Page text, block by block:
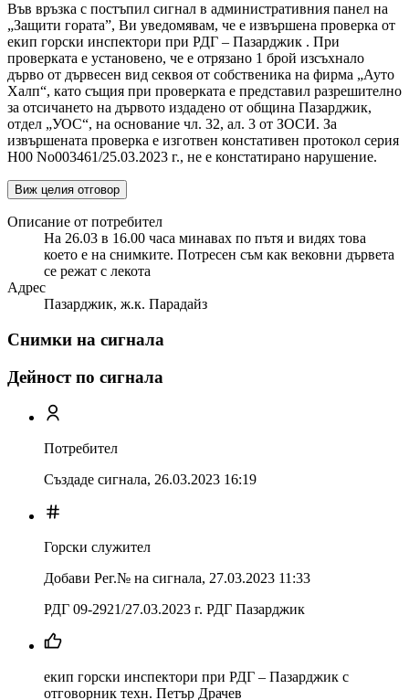
Във връзка с постъпил сигнал в административния панел на
„Защити гората”, Ви уведомявам, че е извършена проверка от
екип горски инспектори при РДГ – Пазарджик . При
проверката е установено, че е отрязано 1 брой изсъхнало
дърво от дървесен вид секвоя от собственика на фирма „Ауто
Халп“, като същия при проверката е представил разрешително
за отсичането на дървото издадено от община Пазарджик,
отдел „УОС“, на основание чл. 32, ал. 3 от ЗОСИ. За
извършената проверка е изготвен констативен протокол серия
Н00 No003461/25.03.2023 г., не е констатирано нарушение.
Виж целия отговор
Описание от потребител
На 26.03 в 16.00 часа минавах по пътя и видях това
което е на снимките. Потресен съм как вековни дървета
се режат с лекота
Адрес
Пазарджик, ж.к. Парадайз
Снимки на сигнала
Дейност по сигнала
Потребител
Създаде сигнала, 26.03.2023 16:19
Горски служител
Добави Рег.№ на сигнала, 27.03.2023 11:33
РДГ 09-2921/27.03.2023 г. РДГ Пазарджик
екип горски инспектори при РДГ – Пазарджик с
отговорник техн. Петър Драчев